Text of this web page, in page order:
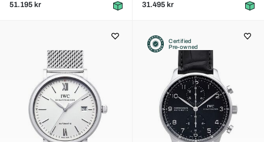
51.195 kr
31.495 kr
Certified
Pre-owned